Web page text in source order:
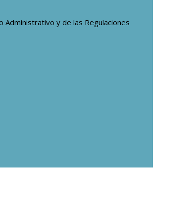
Administrativo y de las Regulaciones